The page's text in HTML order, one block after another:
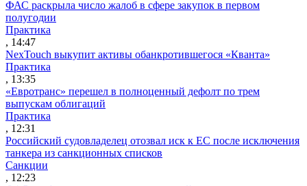
ФАС раскрыла число жалоб в сфере закупок в первом
полугодии
Практика
, 14:47
NexTouch выкупит активы обанкротившегося «Кванта»
Практика
, 13:35
«Евротранс» перешел в полноценный дефолт по трем
выпускам облигаций
Практика
, 12:31
Российский судовладелец отозвал иск к ЕС после исключения
танкера из санкционных списков
Санкции
, 12:23